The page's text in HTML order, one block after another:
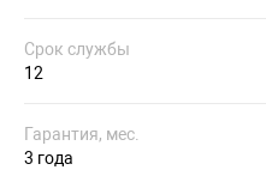
Срок службы
12
Гарантия, мес.
3 года